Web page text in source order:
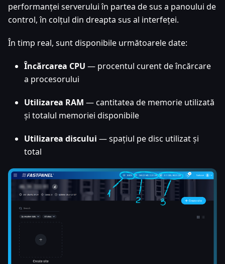
performanței serverului în partea de sus a panoului de
control, în colțul din dreapta sus al interfeței.
În timp real, sunt disponibile următoarele date:
Încărcarea CPU — procentul curent de încărcare
a procesorului
Utilizarea RAM — cantitatea de memorie utilizată
și totalul memoriei disponibile
Utilizarea discului — spațiul pe disc utilizat și
total